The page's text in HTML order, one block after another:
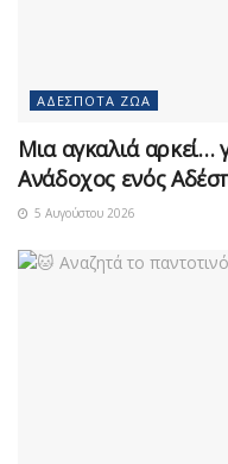
ΑΔΈΣΠΟΤΑ ΖΏΑ
Μια αγκαλιά αρκεί…
Ανάδοχος ενός
5 Αυγούστου 2026